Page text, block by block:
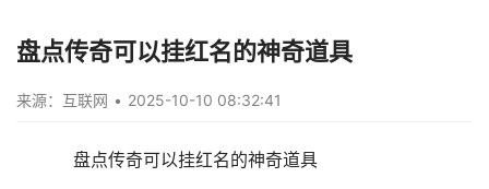
盘点传奇可以挂红名的神奇道具
来源：互联网 • 2025-10-10 08:32:41
盘点传奇可以挂红名的神奇道具